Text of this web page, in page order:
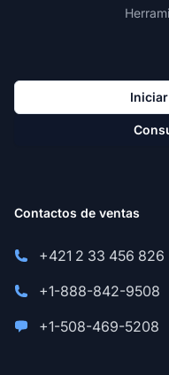
Contactos de ventas
+421 2 33 456 826
+1-888-842-9508
+1-508-469-5208